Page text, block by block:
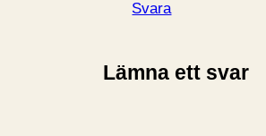
Svara
Lämna ett svar